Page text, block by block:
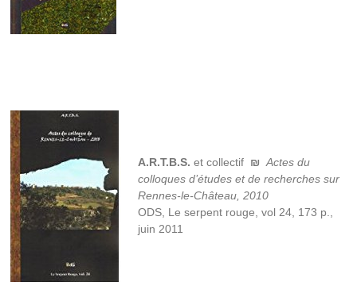
A.R.T.B.S. et collectif ₪Actes du
colloques d’études et de recherches sur
Rennes-le-Château, 2010
ODS, Le serpent rouge, vol 24, 173 p.,
juin 2011